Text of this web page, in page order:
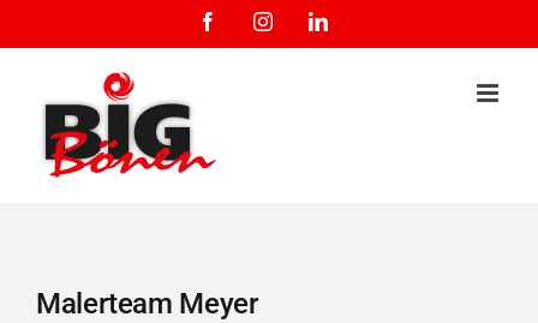
Inhalt
FacebookInstagramLinkedIn
Malerteam Meyer